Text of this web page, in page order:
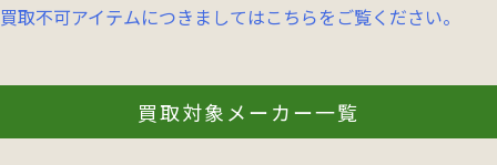
買取不可アイテムにつきましてはこちらをご覧ください。
買取対象メーカー一覧